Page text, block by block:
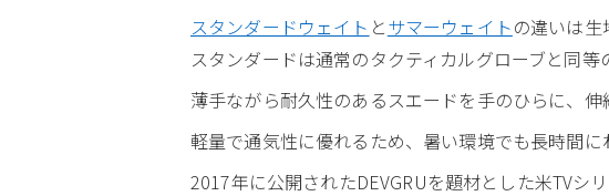
スタンダードウェイト とサマーウェイトの違いは生
スタンダードは通常のタクティカルグローブと同
薄手ながら耐久性のあるスエードを手のひらに、
軽量で通気性に優れるため、暑い環境でも長時間
2017年に公開されたDEVGRUを題材とした米TVシ